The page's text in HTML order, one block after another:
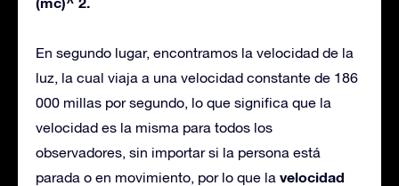
En segundo lugar, encontramos la velocidad de la
luz, la cual viaja a una velocidad constante de 186
000 millas por segundo, lo que significa que la
velocidad es la misma para todos los
observadores, sin importar si la persona está
parada o en movimiento, por lo que la velocidad